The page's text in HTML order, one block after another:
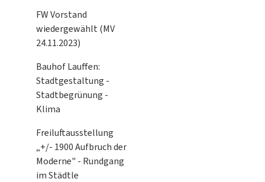
FW Vorstand
wiedergewählt (MV
24.11.2023)
Bauhof Lauffen:
Stadtgestaltung -
Stadtbegrünung -
Klima
Freiluftausstellung
„+/- 1900 Aufbruch der
Moderne" - Rundgang
im Städtle